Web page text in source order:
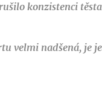
konzistenci
velmi nadšená, je